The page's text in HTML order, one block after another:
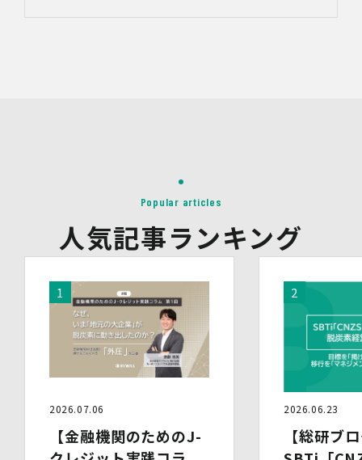
イベント・セミナーの共催事業者
(2)提供される個人情報の内容
会社名・所属団体等の名称、所属名、役職名等の肩書、氏
名、住所、電話番号、メールアドレス、その他イベント・
セミナーを通じて取得した情報
(3)第三者提供の方法
(4)その他
上記の内容によらない個人情報の第三者提供を行う場合に
は、あらかじめ本人に対し個別具体的な内容を提示して同
意を得ます。
5.委託
当社は、上記利用目的の達成に必要な範囲内において、個
人情報の取扱いの全部又は一部を委託する場合がありま
管理水準を確保している委託先を選定するとともに、当該
委託先には必要かつ適切な監督を行います。
Popular articles
人気記事ランキング
2026.07.06
【金融機関のためのJ-
2026.06.23
【総研ブ